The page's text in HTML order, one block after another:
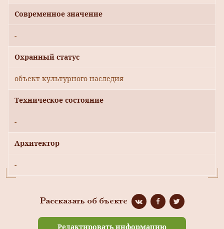
Современное значение
-
Охранный статус
объект культурного наследия
Техническое состояние
-
Архитектор
-
Рассказать об бъекте
Редактировать информацию